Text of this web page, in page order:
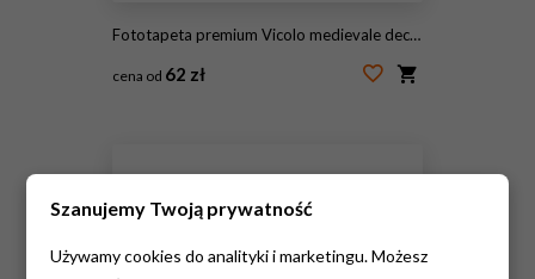
Fototapeta premium Vicolo medievale decorato con fiori nel centro storico di Spello
cena od 62 zł
Szanujemy Twoją prywatność
Używamy cookies do analityki i marketingu. Możesz